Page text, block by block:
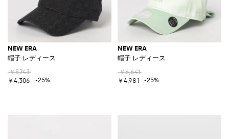
NEW ERA
帽子 レディース
￥5,743
￥4,306
-25%
NEW ERA
帽子 レディース
￥6,641
￥4,981
-25%